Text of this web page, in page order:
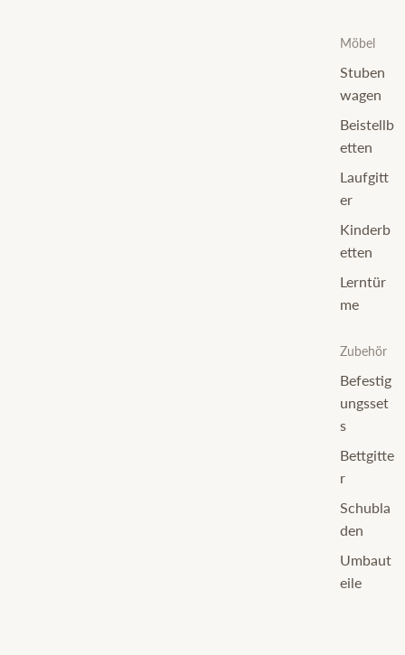
Möbel
Stuben
wagen
Beistellb
etten
Laufgitt
er
Kinderb
etten
Lerntür
me
Zubehör
Befestig
ungsset
s
Bettgitte
r
Schubla
den
Umbaut
eile